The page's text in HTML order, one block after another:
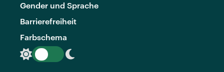
Gender und Sprache
Barrierefreiheit
Farbschema